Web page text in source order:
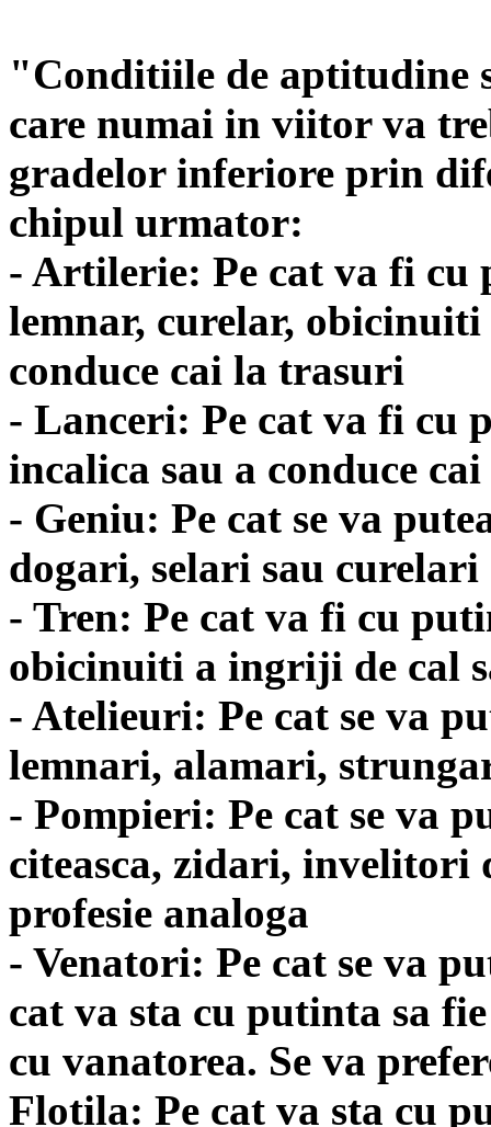
"Conditiile de aptitudine
care numai in viitor va
gradelor inferiore prin
chipul urmator:
- Artilerie: Pe cat va fi cu
lemnar, curelar,
conduce cai la trasuri
- Lanceri: Pe cat va fi cu
incalica sau a conduce
- Geniu: Pe cat se va
dogari, selari sau curelari
- Tren: Pe cat va fi cu
obicinuiti a ingriji de cal
- Atelieuri: Pe cat se va
lemnari, alamari,
- Pompieri: Pe cat se va
citeasca, zidari, invelitori
profesie analoga
- Venatori: Pe cat se va
cat va sta cu putinta sa
cu vanatorea. Se va
Flotila: Pe cat va sta cu